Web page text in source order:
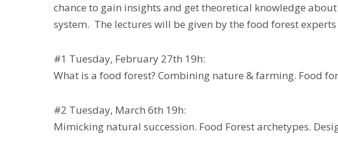
chance to gain insights and get theoretical knowledge
system. The lectures will be given by the food forest
#1 Tuesday, February 27th 19h:
What is a food forest? Combining nature & farming. Food
#2 Tuesday, March 6th 19h:
Mimicking natural succession. Food Forest archetypes.